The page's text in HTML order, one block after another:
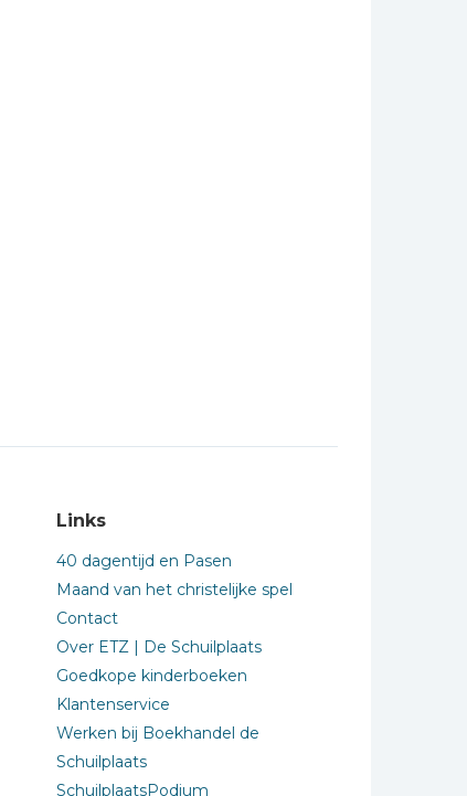
Links
40 dagentijd en Pasen
Maand van het christelijke spel
Contact
Over ETZ | De Schuilplaats
Goedkope kinderboeken
Klantenservice
Werken bij Boekhandel de
Schuilplaats
SchuilplaatsPodium